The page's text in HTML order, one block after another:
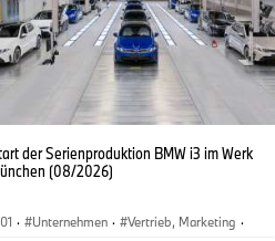
der Serienproduktion BMW i3 im Werk
(08/2026)
· Unternehmen · Vertrieb, Marketing ·